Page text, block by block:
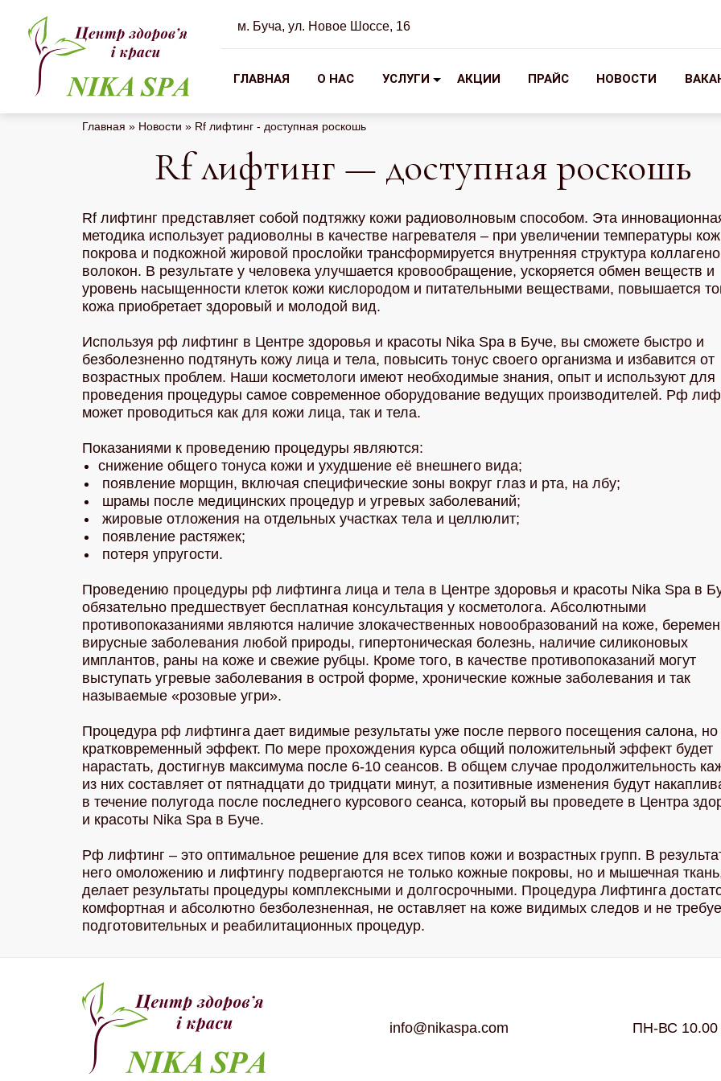
косметологический
салон
Буче
м. Буча, ул. Новое Шоссе, 16
ГЛАВНАЯ О НАС УСЛУГИ АКЦИИ ПРАЙС НОВОСТИ
Главная » Новости » Rf лифтинг - доступная роскошь
Rf лифтинг — доступная роскошь
Rf лифтинг представляет собой подтяжку кожи радиоволновым способом. Эта
методика использует радиоволны в качестве нагревателя – при увеличении температуры
покрова и подкожной жировой прослойки трансформируется внутренняя структура
волокон. В результате у человека улучшается кровообращение, ускоряется обмен веществ и
уровень насыщенности клеток кожи кислородом и питательными веществами, повышается
кожа приобретает здоровый и молодой вид.
Используя рф лифтинг в Центре здоровья и красоты Nika Spa в Буче, вы сможете быстро и
безболезненно подтянуть кожу лица и тела, повысить тонус своего организма и избавится от
возрастных проблем. Наши косметологи имеют необходимые знания, опыт и используют для
проведения процедуры самое современное оборудование ведущих производителей. Рф
может проводиться как для кожи лица, так и тела.
Показаниями к проведению процедуры являются:
снижение общего тонуса кожи и ухудшение её внешнего вида;
появление морщин, включая специфические зоны вокруг глаз и рта, на лбу;
шрамы после медицинских процедур и угревых заболеваний;
жировые отложения на отдельных участках тела и целлюлит;
появление растяжек;
потеря упругости.
Проведению процедуры рф лифтинга лица и тела в Центре здоровья и красоты Nika Spa в
обязательно предшествует бесплатная консультация у косметолога. Абсолютными
противопоказаниями являются наличие злокачественных новообразований на коже,
вирусные заболевания любой природы, гипертоническая болезнь, наличие силиконовых
имплантов, раны на коже и свежие рубцы. Кроме того, в качестве противопоказаний могут
выступать угревые заболевания в острой форме, хронические кожные заболевания и так
называемые «розовые угри».
Процедура рф лифтинга дает видимые результаты уже после первого посещения салона, но
кратковременный эффект. По мере прохождения курса общий положительный эффект будет
нарастать, достигнув максимума после 6-10 сеансов. В общем случае продолжительность
из них составляет от пятнадцати до тридцати минут, а позитивные изменения будут
в течение полугода после последнего курсового сеанса, который вы проведете в Центра
и красоты Nika Spa в Буче.
Рф лифтинг – это оптимальное решение для всех типов кожи и возрастных групп. В
него омоложению и лифтингу подвергаются не только кожные покровы, но и мышечная
делает результаты процедуры комплексными и долгосрочными. Процедура Лифтинга
комфортная и абсолютно безболезненная, не оставляет на коже видимых следов и не
подготовительных и реабилитационных процедур.
info@nikaspa.com ПН-ВС 10.00